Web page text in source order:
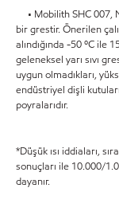
• Mobilith SHC 007,
bir grestir. Önerilen
alındığında -50 ºC ile
geleneksel yarı sıvı
uygun olmadıkları,
endüstriyel dişli
poyralarıdır.
*Düşük ısı iddiaları,
sonuçları ile 10.000/
dayanır.